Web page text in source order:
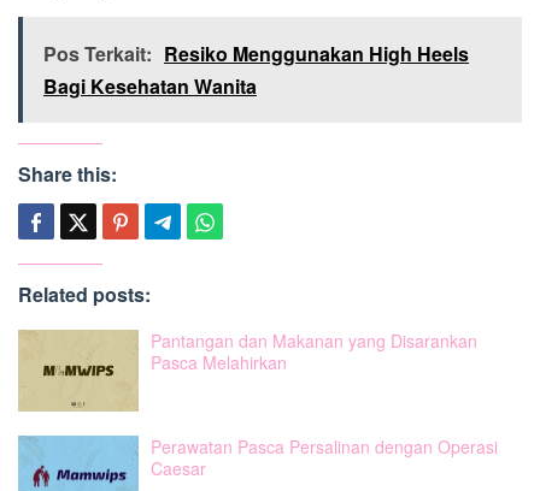
Pos Terkait: Resiko Menggunakan High Heels
Bagi Kesehatan Wanita
Share this:
Related posts:
Pantangan dan Makanan yang Disarankan
Pasca Melahirkan
Perawatan Pasca Persalinan dengan Operasi
Caesar